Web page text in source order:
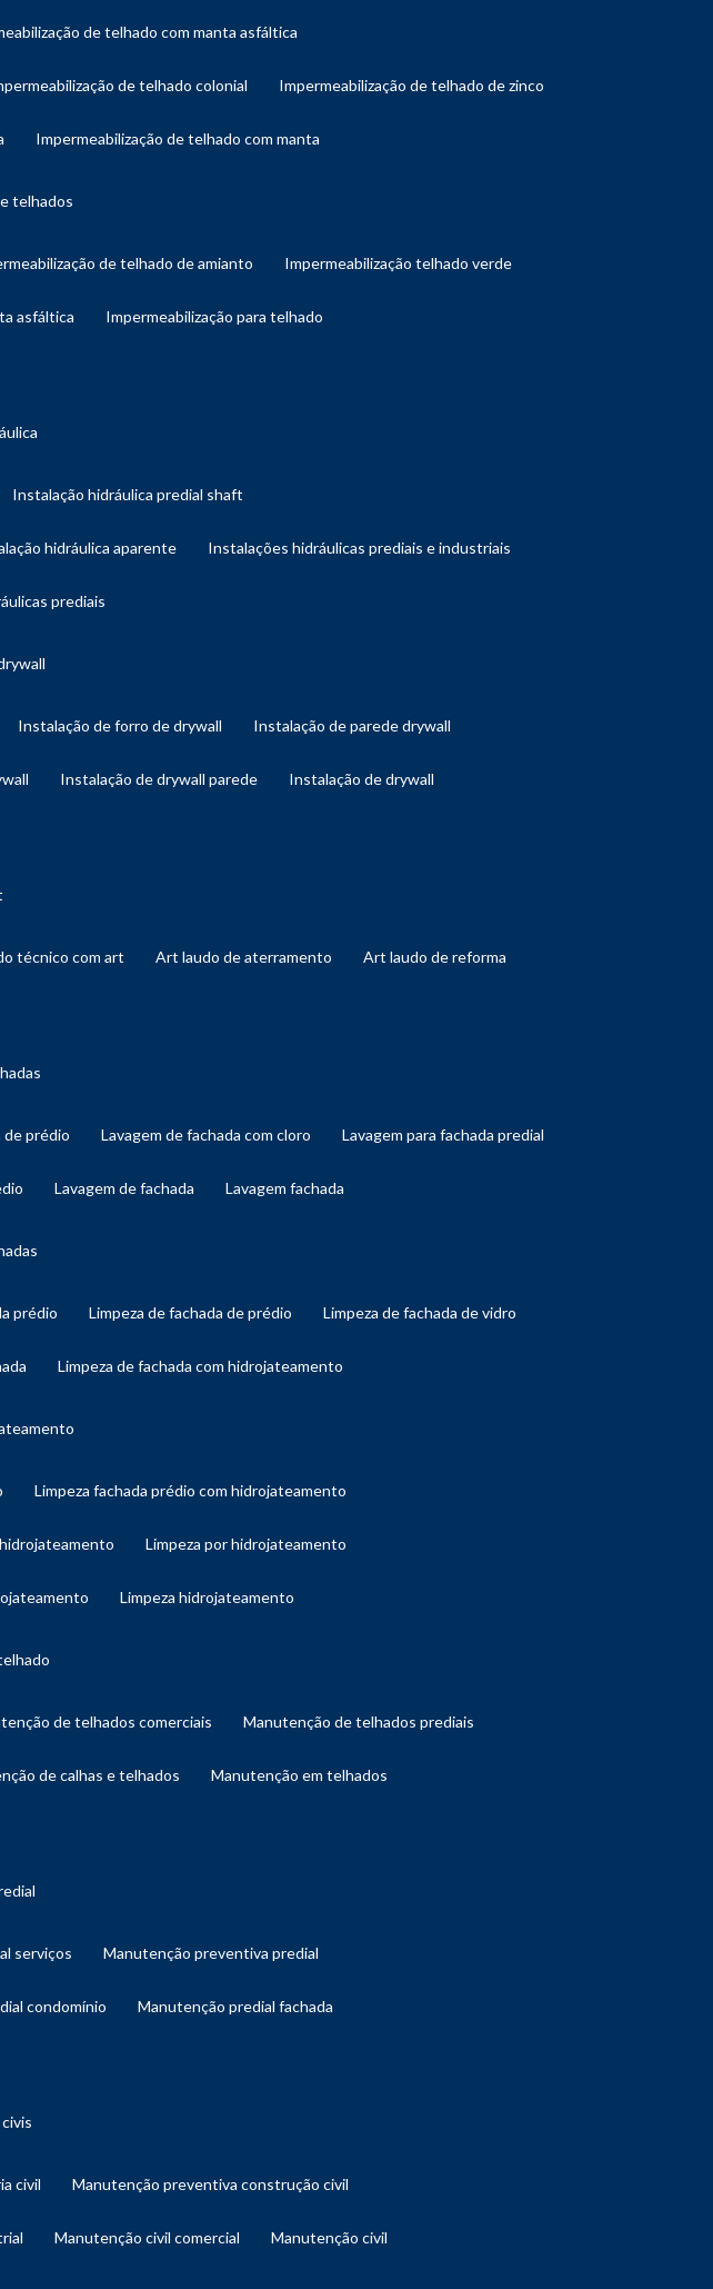
de telhado com manta asfáltica
de telhado colonial impermeabilização de telhado de zinco
impermeabilização de telhado com manta
telhados
de telhado de amianto impermeabilização telhado verde
asfáltica impermeabilização para telhado
instalação hidráulica predial shaft
hidráulica aparente instalações hidráulicas prediais e industriais
prediais
instalação de forro de drywall instalação de parede drywall
instalação de drywall parede instalação de drywall
técnico com art art laudo de aterramento art laudo de reforma
de prédio lavagem de fachada com cloro lavagem para fachada predial
lavagem de fachada lavagem fachada
prédio limpeza de fachada de prédio limpeza de fachada de vidro
limpeza de fachada com hidrojateamento
limpeza fachada prédio com hidrojateamento
limpeza por hidrojateamento
limpeza hidrojateamento
de telhados comerciais manutenção de telhados prediais
de calhas e telhados manutenção em telhados
serviços manutenção preventiva predial
condomínio manutenção predial fachada
civis
civil manutenção preventiva construção civil
manutenção civil comercial manutenção civil